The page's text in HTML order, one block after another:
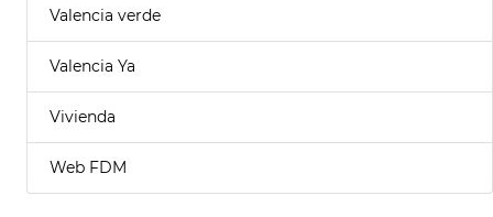
Valencia verde
Valencia Ya
Vivienda
Web FDM